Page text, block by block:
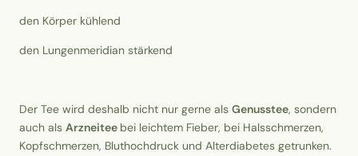
den Körper kühlend
den Lungenmeridian stärkend
Der Tee wird deshalb nicht nur gerne als Genusstee, sondern
auch als Arzneitee bei leichtem Fieber, bei Halsschmerzen,
Kopfschmerzen, Bluthochdruck und Alterdiabetes getrunken.